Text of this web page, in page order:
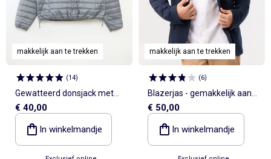
makkelijk aan te trekken
(14)
Gewatteerd donsjack met
capuchon
€ 40,00
In winkelmandje
makkelijk aan te trekken
(6)
Blazerjas - gemakkelijk aan
te trekken collectie
€ 50,00
In winkelmandje